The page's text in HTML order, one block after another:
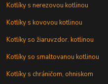
Kotlíky s nerezovou kotlinou
Kotlíky s kovovou kotlinou
Kotlíky so žiaruvzdor. kotlinou
Kotlíky so smaltovanou kotlinou
Kotlíky s chráničom, ohniskom